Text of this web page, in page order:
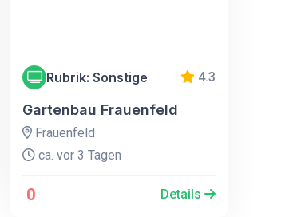
Rubrik: Sonstige 4.3
Gartenbau Frauenfeld
Frauenfeld
ca. vor 3 Tagen
0 Details